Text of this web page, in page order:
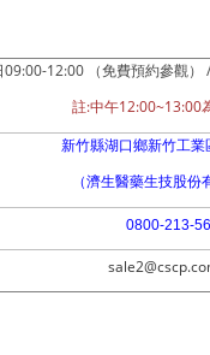
09:00-12:00 （免費預約參觀）
註:中午12:00~13:00
新竹縣湖口鄉新竹工業
（濟生醫藥生技股份
0800-213-